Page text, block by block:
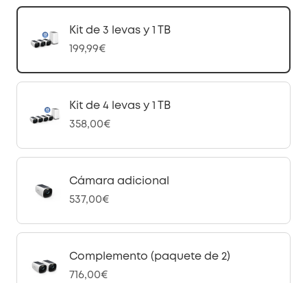
Kit de 3 levas y 1 TB
199,99€
Kit de 4 levas y 1 TB
358,00€
Cámara adicional
537,00€
Complemento (paquete de 2)
716,00€